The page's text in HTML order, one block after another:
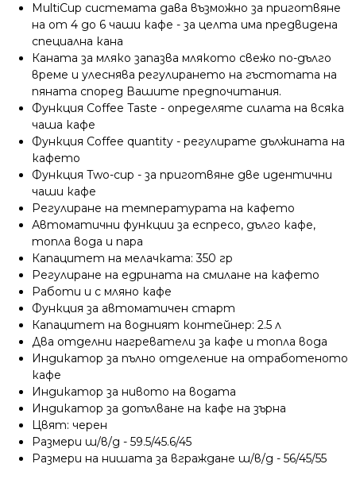
MultiCup системата дава възможно за приготвяне
на от 4 до 6 чаши кафе - за целта има предвидена
специална кана
Каната за мляко запазва млякото свежо по-дълго
време и улеснява регулирането на гъстотата на
пяната според Вашите предпочитания.
Функция Coffee Taste - определяте силата на всяка
чаша кафе
Функция Coffee quantity - регулирате дължината на
кафето
Функция Two-cup - за приготвяне две идентични
чаши кафе
Регулиране на температурата на кафето
Автоматични функции за еспресо, дълго кафе,
топла вода и пара
Капацитет на мелачката: 350 гр
Регулиране на едрината на смилане на кафето
Работи и с мляно кафе
Функция за автоматичен старт
Капацитет на водният контейнер: 2.5 л
Два отделни нагреватели за кафе и топла вода
Индикатор за пълно отделение на отработеното
кафе
Индикатор за нивото на водата
Индикатор за допълване на кафе на зърна
Цвят: черен
Размери ш/в/д - 59.5/45.6/45
Размери на нишата за вграждане ш/в/д - 56/45/55